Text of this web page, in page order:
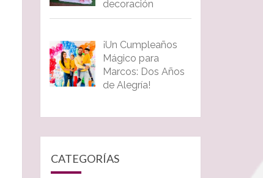
decoración
¡Un Cumpleaños
Mágico para
Marcos: Dos Años
de Alegría!
CATEGORÍAS